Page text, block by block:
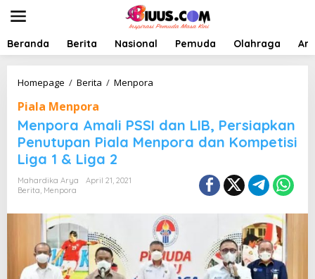
t
Beranda Berita Nasional Pemuda Olahraga
Homepage / Berita / Menpora
p
o
r
i
P
S
S
I
Piala Menpora
Menpora Amali PSSI dan LIB, Persiapkan
Penutupan Piala Menpora dan Kompetisi
Liga 1 & Liga 2
Mahardika Arya
April 21, 2021
Berita, Menpora